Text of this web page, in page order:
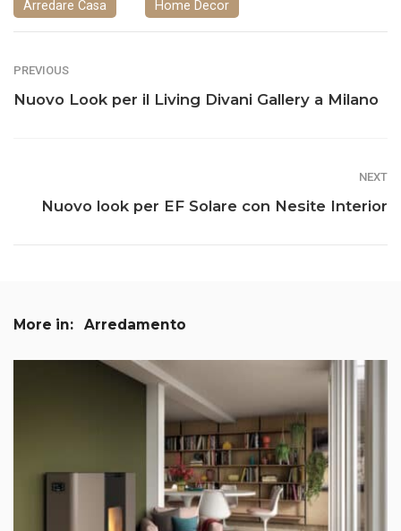
Arredare Casa Home Decor
PREVIOUS
Nuovo Look per il Living Divani Gallery a Milano
NEXT
Nuovo look per EF Solare con Nesite Interior
More in: Arredamento